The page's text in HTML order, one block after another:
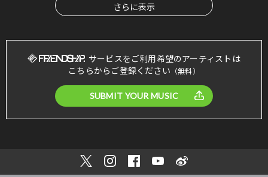
さらに表示
サービスをご利用希望のアーティストは
こちらからご登録ください （無料）
SUBMIT YOUR MUSIC